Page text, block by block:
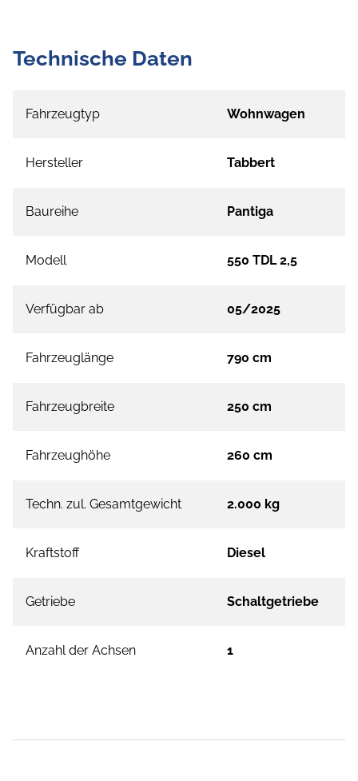
Technische Daten
Fahrzeugtyp Wohnwagen
Hersteller Tabbert
Baureihe Pantiga
Modell 550 TDL 2,5
Verfügbar ab 05/2025
Fahrzeuglänge 790 cm
Fahrzeugbreite 250 cm
Fahrzeughöhe 260 cm
Techn. zul. Gesamtgewicht 2.000 kg
Kraftstoff Diesel
Getriebe Schaltgetriebe
Anzahl der Achsen 1